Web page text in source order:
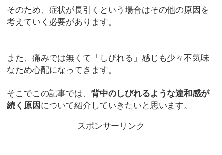
そのため、症状が長引くという場合はその他の原因を
考えていく必要があります。
また、痛みでは無くて「しびれる」感じも少々不気味
なため心配になってきます。
そこでこの記事では、背中のしびれるような違和感が
続く原因 について紹介していきたいと思います。
スポンサーリンク